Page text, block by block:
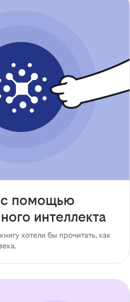
с помощью
интеллекта
хотели бы прочитать, как